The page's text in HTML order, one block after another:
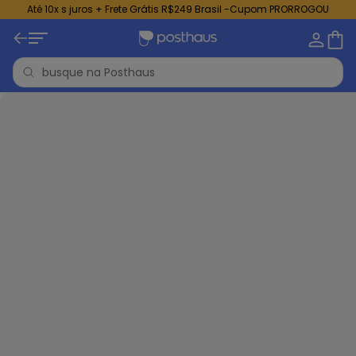
Até 10x s juros + Frete Grátis R$249 Brasil -Cupom PRORROGOU